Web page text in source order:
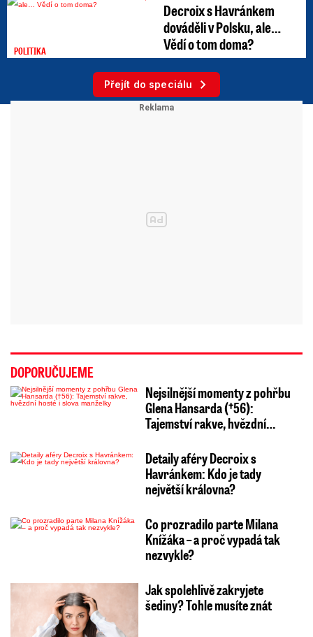
POLITIKA
Decroix s Havránkem
dováděli v Polsku, ale…
Vědí o tom doma?
Přejít do speciálu
DOPORUČUJEME
Nejsilnější momenty z pohřbu
Glena Hansarda (†56):
Tajemství rakve, hvězdní…
Detaily aféry Decroix s
Havránkem: Kdo je tady
největší královna?
Co prozradilo parte Milana
Knížáka – a proč vypadá tak
nezvykle?
Jak spolehlivě zakryjete
šediny? Tohle musíte znát